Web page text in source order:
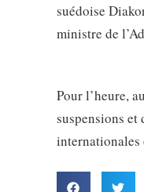
suédoise
ministre de
Pour l’heure,
suspensions
internationales